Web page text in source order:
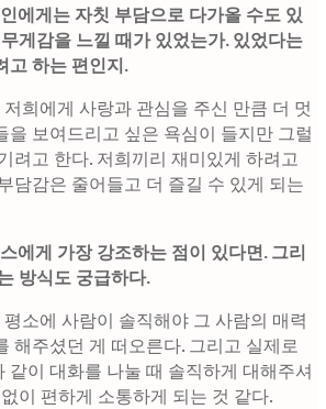
에게는 자칫 부담으로 다가올 수도 있
게감을 느낄 때가 있었는가. 있었다는
고 하는 편인지.
희에게 사랑과 관심을 주신 만큼 더 멋
을 보여드리고 싶은 욕심이 들지만 그럴
려고 한다. 저희끼리 재미있게 하려고
담감은 줄어들고 더 즐길 수 있게 되는
에게 가장 강조하는 점이 있다면. 그리
방식도 궁급하다.
소에 사람이 솔직해야 그 사람의 매력
해주셨던 게 떠오른다. 그리고 실제로
같이 대화를 나눌 때 솔직하게 대해주셔
이 편하게 소통하게 되는 것 같다.